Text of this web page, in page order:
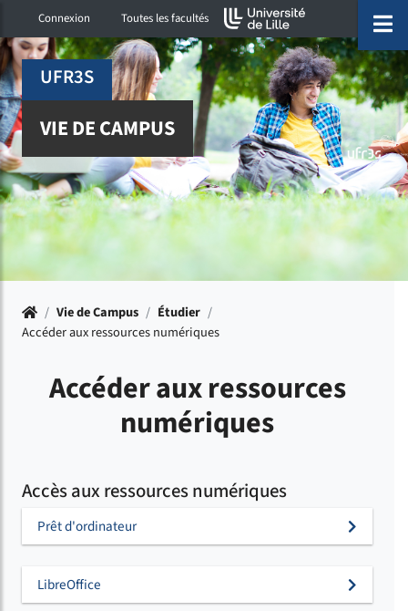
Accéder au menu principal
Accéder à la recherche
Accéder au pied de page
Connexion Toutes les facultés
menu
UFR3S
VIE DE CAMPUS
Accueil
/ Vie de Campus / Étudier /
Accéder aux ressources numériques
Accéder aux ressources
numériques
Accès aux ressources numériques
Prêt d'ordinateur
LibreOffice